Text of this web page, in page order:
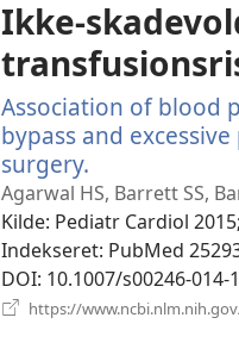
Ikke-
Association of blood
bypass and
surgery.
nyt
vindue)
Agarwal HS, Barrett SS,
Kilde‎: Pediatr Cardiol
Indekseret‎: PubMed
DOI‎: 10.1007/s00246-014-
https://